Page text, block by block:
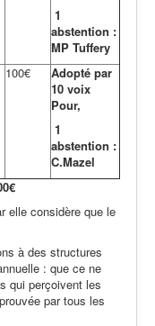
1
abstention :
MP Tuffery
100€
Adopté par
10 voix
Pour,
1
abstention :
C.Mazel
elle considère que le
à des structures
: que ce ne
qui perçoivent les
par tous les